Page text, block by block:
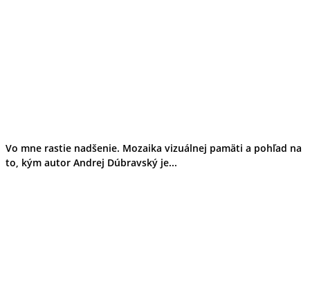
Vo mne rastie nadšenie. Mozaika vizuálnej pamäti a pohľad na
to, kým autor Andrej Dúbravský je...